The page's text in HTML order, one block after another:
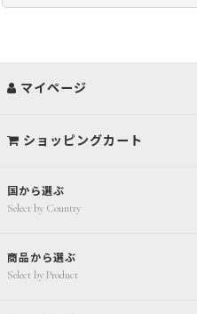
国から選ぶ
Select by Country
商品から選ぶ
Select by Product
マイページ
ショッピングカート